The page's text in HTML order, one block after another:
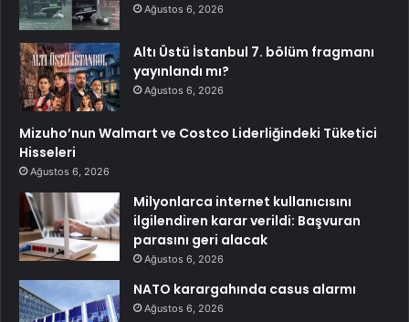
Ağustos 6, 2026
Altı Üstü İstanbul 7. bölüm fragmanı
yayınlandı mı?
Ağustos 6, 2026
Mizuho’nun Walmart ve Costco Liderliğindeki Tüketici
Hisseleri
Ağustos 6, 2026
Milyonlarca internet kullanıcısını
ilgilendiren karar verildi: Başvuran
parasını geri alacak
Ağustos 6, 2026
NATO karargahında casus alarmı
Ağustos 6, 2026